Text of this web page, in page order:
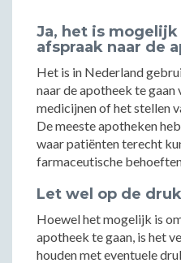
Ja, het is
afspraak naar de
Het is in Nederland
naar de apotheek te gaan
medicijnen of het stellen
De meeste apotheken
waar patiënten terecht
farmaceutische
Let wel op de
Hoewel het mogelijk is
apotheek te gaan, is het
houden met eventuele